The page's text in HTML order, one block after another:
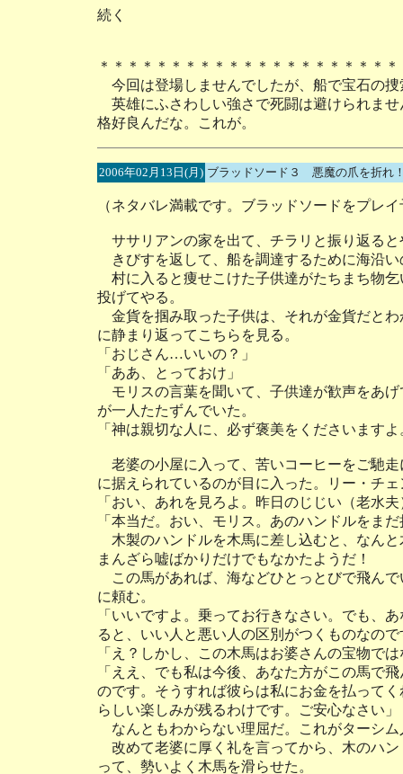
続く
＊＊＊＊＊＊＊＊＊＊＊＊＊＊＊＊＊＊＊＊
今回は登場しませんでしたが、船で宝石の
英雄にふさわしい強さで死闘は避けられま
格好良んだな。これが。
2006年02月13日(月) ブラッドソード３ 悪魔の爪を折れ
（ネタバレ満載です。ブラッドソードをプレ
ササリアンの家を出て、チラリと振り返る
きびすを返して、船を調達するために海沿い
村に入ると痩せこけた子供達がたちまち物
投げてやる。
金貨を掴み取った子供は、それが金貨だと
に静まり返ってこちらを見る。
「おじさん…いいの？」
「ああ、とっておけ」
モリスの言葉を聞いて、子供達が歓声をあ
が一人たたずんでいた。
「神は親切な人に、必ず褒美をくださいます
老婆の小屋に入って、苦いコーヒーをご馳
に据えられているのが目に入った。リー・チ
「おい、あれを見ろよ。昨日のじじい（老水
「本当だ。おい、モリス。あのハンドルをま
木製のハンドルを木馬に差し込むと、なん
まんざら嘘ばかりだけでもなかたようだ！
この馬があれば、海などひとっとびで飛ん
に頼む。
「いいですよ。乗ってお行きなさい。でも、
ると、いい人と悪い人の区別がつくものなので
「え？しかし、この木馬はお婆さんの宝物で
「ええ、でも私は今後、あなた方がこの馬で
のです。そうすれば彼らは私にお金を払って
らしい楽しみが残るわけです。ご安心なさい」
なんともわからない理屈だ。これがターシ
改めて老婆に厚く礼を言ってから、木のハ
って、勢いよく木馬を滑らせた。